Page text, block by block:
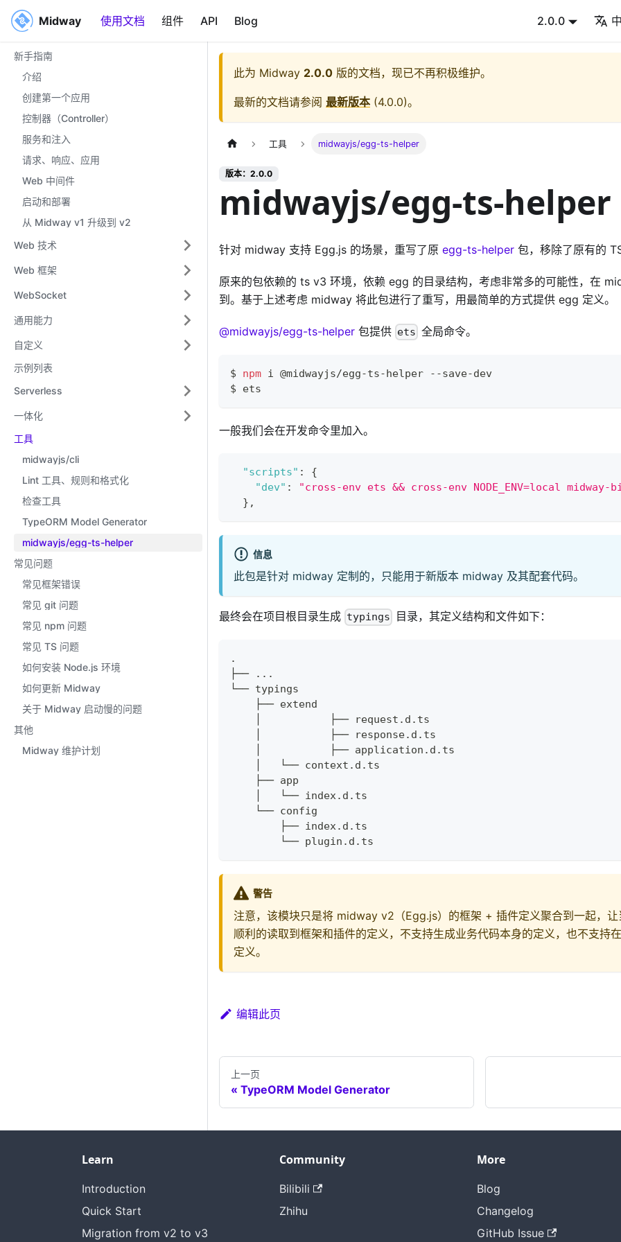
Midway 使用文档 组件 API Blog 2.0.0
Midway
新手指南
介绍
创建第一个应用
控制器（Controller）
服务和注入
请求、响应、应用
Web 中间件
启动和部署
从 Midway v1 升级到 v2
Web 技术
Web 框架
WebSocket
通用能力
自定义
示例列表
Serverless
一体化
工具
midwayjs/cli
Lint 工具、规则和格式化
检查工具
TypeORM Model Generator
midwayjs/egg-ts-helper
常见问题
常见框架错误
常见 git 问题
常见 npm 问题
常见 TS 问题
如何安装 Node.js 环境
如何更新 Midway
关于 Midway 启动慢的问题
其他
Midway 维护计划
此为 Midway 2.0.0 版的文档，现已不再积极维护。
最新的文档请参阅 最新版本(4.0.0)。
工具 midwayjs/egg-ts-helper
版本：2.0.0
midwayjs/egg-ts-helper
针对 midway 支持 Egg.js 的场景，重写了原 egg-ts-helper 包，移除了原有的
原来的包依赖的 ts v3 环境，依赖 egg 的目录结构，考虑非常多的可能性，在
到。基于上述考虑 midway 将此包进行了重写，用最简单的方式提供 egg 定义。
@midwayjs/egg-ts-helper 包提供 ets 全局命令。
$ npm i @midwayjs/egg-ts-helper --save-dev
$ ets
一般我们会在开发命令里加入。
"scripts" :
{
"dev" : "cross-env ets && cross-env NODE_ENV=local
} ,
信息
此包是针对 midway 定制的，只能用于新版本 midway 及其配套代码。
最终会在项目根目录生成 typings 目录，其定义结构和文件如下：
.
├── ...
└── typings
    ├── extend
    │		├── request.d.ts
    │		├── response.d.ts
    │		├── application.d.ts
    │   └── context.d.ts
    ├── app
    │   └── index.d.ts
    └── config
        ├── index.d.ts
        └── plugin.d.ts
警告
注意，该模块只是将 midway v2（Egg.js）的框架 + 插件定义聚合到一起，
顺利的读取到框架和插件的定义，不支持生成业务代码本身的定义，也不支持
定义。
编辑此页
上一页
TypeORM Model Generator
Learn
Introduction
Quick Start
Migration from v2 to v3
Community
Bilibili
Zhihu
More
Blog
Changelog
GitHub Issue